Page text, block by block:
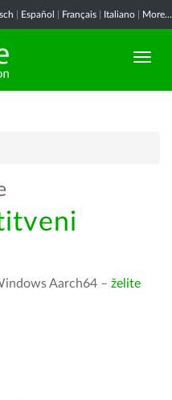
Español Français Italiano More...
Aarch64 – želite